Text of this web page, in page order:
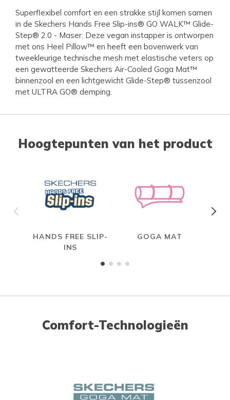
Superflexibel comfort en een strakke stijl komen samen
in de Skechers Hands Free Slip-ins® GO WALK™ Glide-
Step® 2.0 - Maser. Deze vegan instapper is ontworpen
met ons Heel Pillow™ en heeft een bovenwerk van
tweekleurige technische mesh met elastische veters op
een gewatteerde Skechers Air-Cooled Goga Mat™
binnenzool en een lichtgewicht Glide-Step® tussenzool
met ULTRA GO® demping.
Hoogtepunten van het product
HANDS FREE SLIP-
INS
GOGA MAT
Comfort-Technologieën